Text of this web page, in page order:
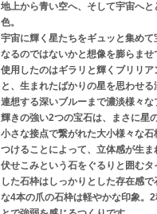
地上から青い空へ、そして宇宙へ
色。
宇宙に輝く星たちをギュッと集め
なるのではないかと想像を膨らませ
使用したのはギラリと輝くブリリ
と、生まれたばかりの星を思わせ
連想する深いブルーまで濃淡様々な
輝きの強い2つの宝石は、まさに星の
小さな接点で繋がれた大小様々な
つけることによって、立体感が生ま
伏せこみという石をぐるりと囲む
した石枠はしっかりとした存在感
な4本の爪の石枠は軽やかな印象。